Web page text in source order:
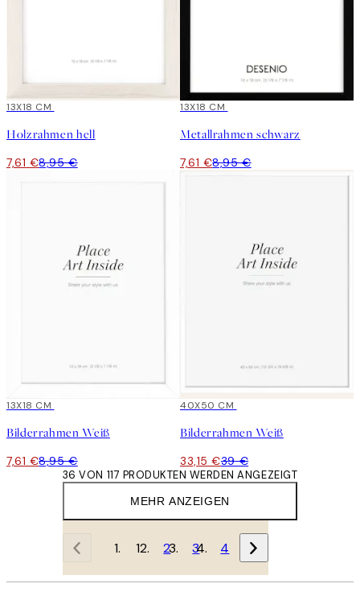
15%*
13X18 CM
Holzrahmen hell
7,61 €8,95 €
15%*
13X18 CM
Metallrahmen schwarz
7,61 €8,95 €
15%*
13X18 CM
Bilderrahmen Weiß
7,61 €8,95 €
15%*
40X50 CM
Bilderrahmen Weiß
33,15 €39 €
MEHR ANZEIGEN
36 VON 117 PRODUKTEN WERDEN ANGEZEIGT
1 2 3 4